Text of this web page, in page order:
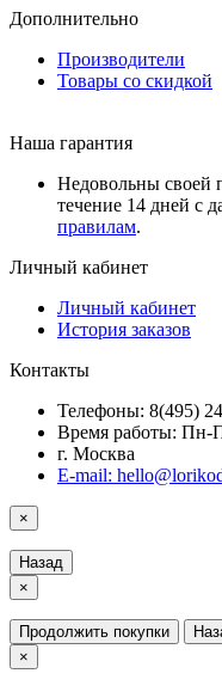
Дополнительно
Производители
Товары со скидкой
Наша гарантия
Недовольны своей
течение 14 дней с
правилам.
Личный кабинет
Личный кабинет
История заказов
Контакты
Телефоны: 8(495)
Время работы: Пн-
г. Москва
E-mail:
×
Назад
×
Продолжить покупки
×